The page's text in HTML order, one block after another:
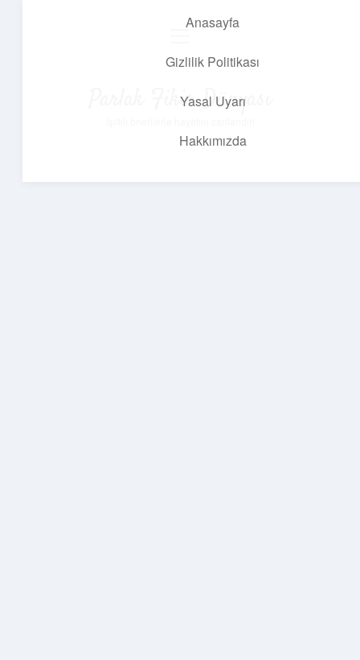
Anasayfa
Gizlilik Politikası
Yasal Uyarı
Hakkımızda
Parlak Fikir Dünyası